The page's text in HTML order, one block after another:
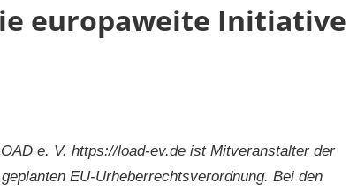
europaweite Initiative
e. V. https://load-ev.de ist Mitveranstalter der
EU-Urheberrechtsverordnung. Bei den